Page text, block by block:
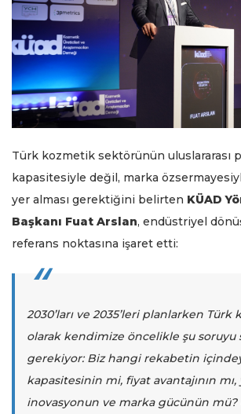
Türk kozmetik sektörünün uluslararası
kapasitesiyle değil, marka
yer alması gerektiğini belirten KÜAD
Başkanı Fuat Arslan, endüstriyel
referans noktasına işaret etti:
2030’ları ve 2035’leri planlarken
olarak kendimize öncelikle şu soruyu
gerekiyor: Biz hangi rekabetin
kapasitesinin mi, fiyat avantajının
inovasyonun ve marka gücünün mü?